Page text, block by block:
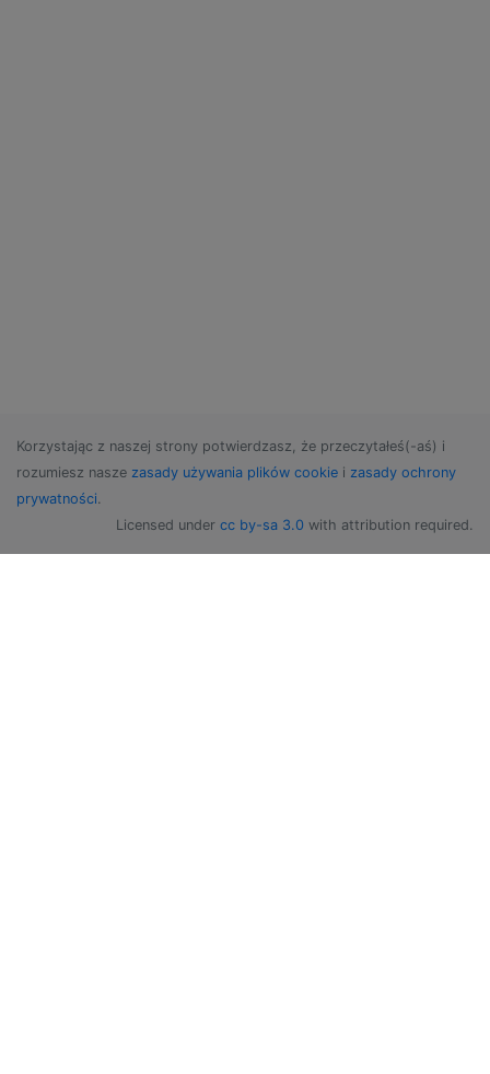
Korzystając z naszej strony potwierdzasz, że przeczytałeś(-aś) i
rozumiesz nasze zasady używania plików cookie i zasady ochrony
prywatności.
Licensed under cc by-sa 3.0 with attribution required.